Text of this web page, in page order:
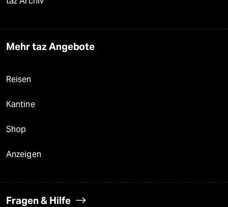
Mehr taz Angebote
Reisen
Kantine
Shop
Anzeigen
Fragen & Hilfe